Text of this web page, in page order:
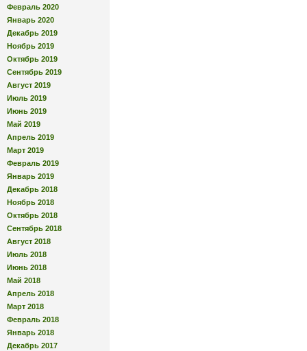
Февраль 2020
Январь 2020
Декабрь 2019
Ноябрь 2019
Октябрь 2019
Сентябрь 2019
Август 2019
Июль 2019
Июнь 2019
Май 2019
Апрель 2019
Март 2019
Февраль 2019
Январь 2019
Декабрь 2018
Ноябрь 2018
Октябрь 2018
Сентябрь 2018
Август 2018
Июль 2018
Июнь 2018
Май 2018
Апрель 2018
Март 2018
Февраль 2018
Январь 2018
Декабрь 2017